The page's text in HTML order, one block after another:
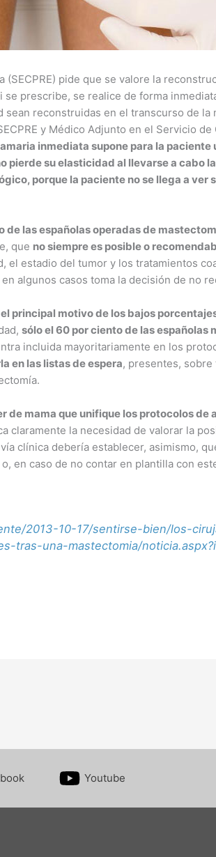
pide que se valore la
prescribe, se realice de forma
sean reconstruidas en el transcurso de la
y Médico Adjunto en el Servicio
inmediata supone para la
pierde su elasticidad al llevarse a cabo
porque la paciente no se llega a ver
de las españolas operadas de
que no siempre es posible o
el estadio del tumor y los tratamientos
algunos casos toma la decisión de no
principal motivo de los bajos
sólo el 60 por ciento de las
incluida mayoritariamente en los
en las listas de espera, presentes,
de mama que unifique los protocolos
claramente la necesidad de valorar la
clínica debería establecer, asimismo,
en caso de no contar en plantilla con
2013-10-17/sentirse-bien/los-
tras-una-mastectomia/
Youtube